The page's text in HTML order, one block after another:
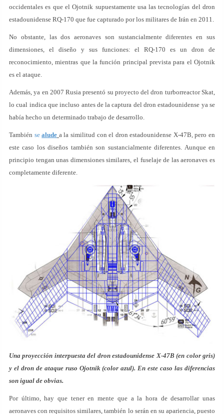
occidentales es que el Ojotnik supuestamente usa las tecnologías del dron
estadounidense RQ-170 que fue capturado por los militares de Irán en 2011.
No obstante, las dos aeronaves son sustancialmente diferentes en sus
dimensiones, el diseño y sus funciones: el RQ-170 es un dron de
reconocimiento, mientras que la función principal prevista para el Ojotnik
es el ataque.
Además, ya en 2007 Rusia presentó su proyecto del dron turborreactor Skat,
lo cual indica que incluso antes de la captura del dron estadounidense ya se
había hecho un determinado trabajo de desarrollo.
También sealude a la similitud con el dron estadounidense X-47B, pero en
este caso los diseños también son sustancialmente diferentes. Aunque en
principio tengan unas dimensiones similares, el fuselaje de las aeronaves es
completamente diferente.
Una proyección interpuesta del dron estadounidense X-47B (en color gris)
y el dron de ataque ruso Ojotnik (color azul). En este caso las diferencias
son igual de obvias.
Por último, hay que tener en mente que a la hora de desarrollar unas
aeronaves con requisitos similares, también lo serán en su apariencia, puesto